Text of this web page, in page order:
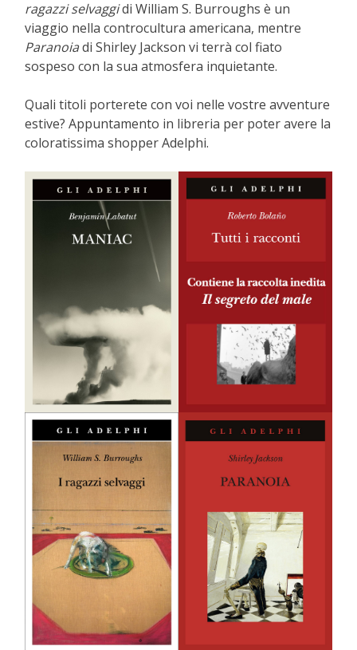
ragazzi selvaggidi William S. Burroughs è un
viaggio nella controcultura americana, mentre
Paranoiadi Shirley Jackson vi terrà col fiato
sospeso con la sua atmosfera inquietante.
Quali titoli porterete con voi nelle vostre avventure
estive? Appuntamento in libreria per poter avere la
coloratissima shopper Adelphi.